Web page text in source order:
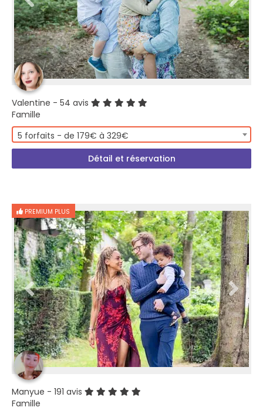
Valentine - 54 avis
Famille
5 forfaits - de 179€ à 329€
Détail et réservation
PREMIUM PLUS
Manyue - 191 avis
Famille